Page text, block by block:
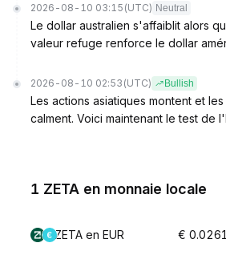
2026-08-10 03:15 (UTC) Neutral
Le dollar australien s'affaiblit alors
valeur refuge renforce le dollar
2026-08-10 02:53 (UTC) Bullish
Les actions asiatiques montent et
calment. Voici maintenant le test de
1 ZETA en monnaie locale
ZETA en EUR €